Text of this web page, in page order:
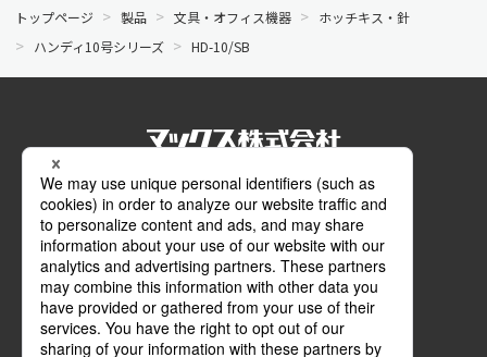
トップページ 製品 文具・オフィス機器
ホッチキス・針
ハンディ10号シリーズ
HD-10/SB
公式SNS
Facebook
Instagram
メールマガジン
マイページ